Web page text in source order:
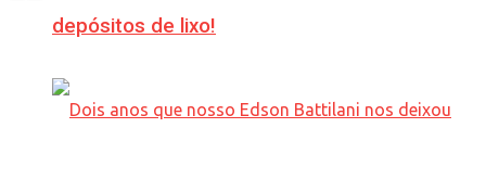
depósitos de lixo!